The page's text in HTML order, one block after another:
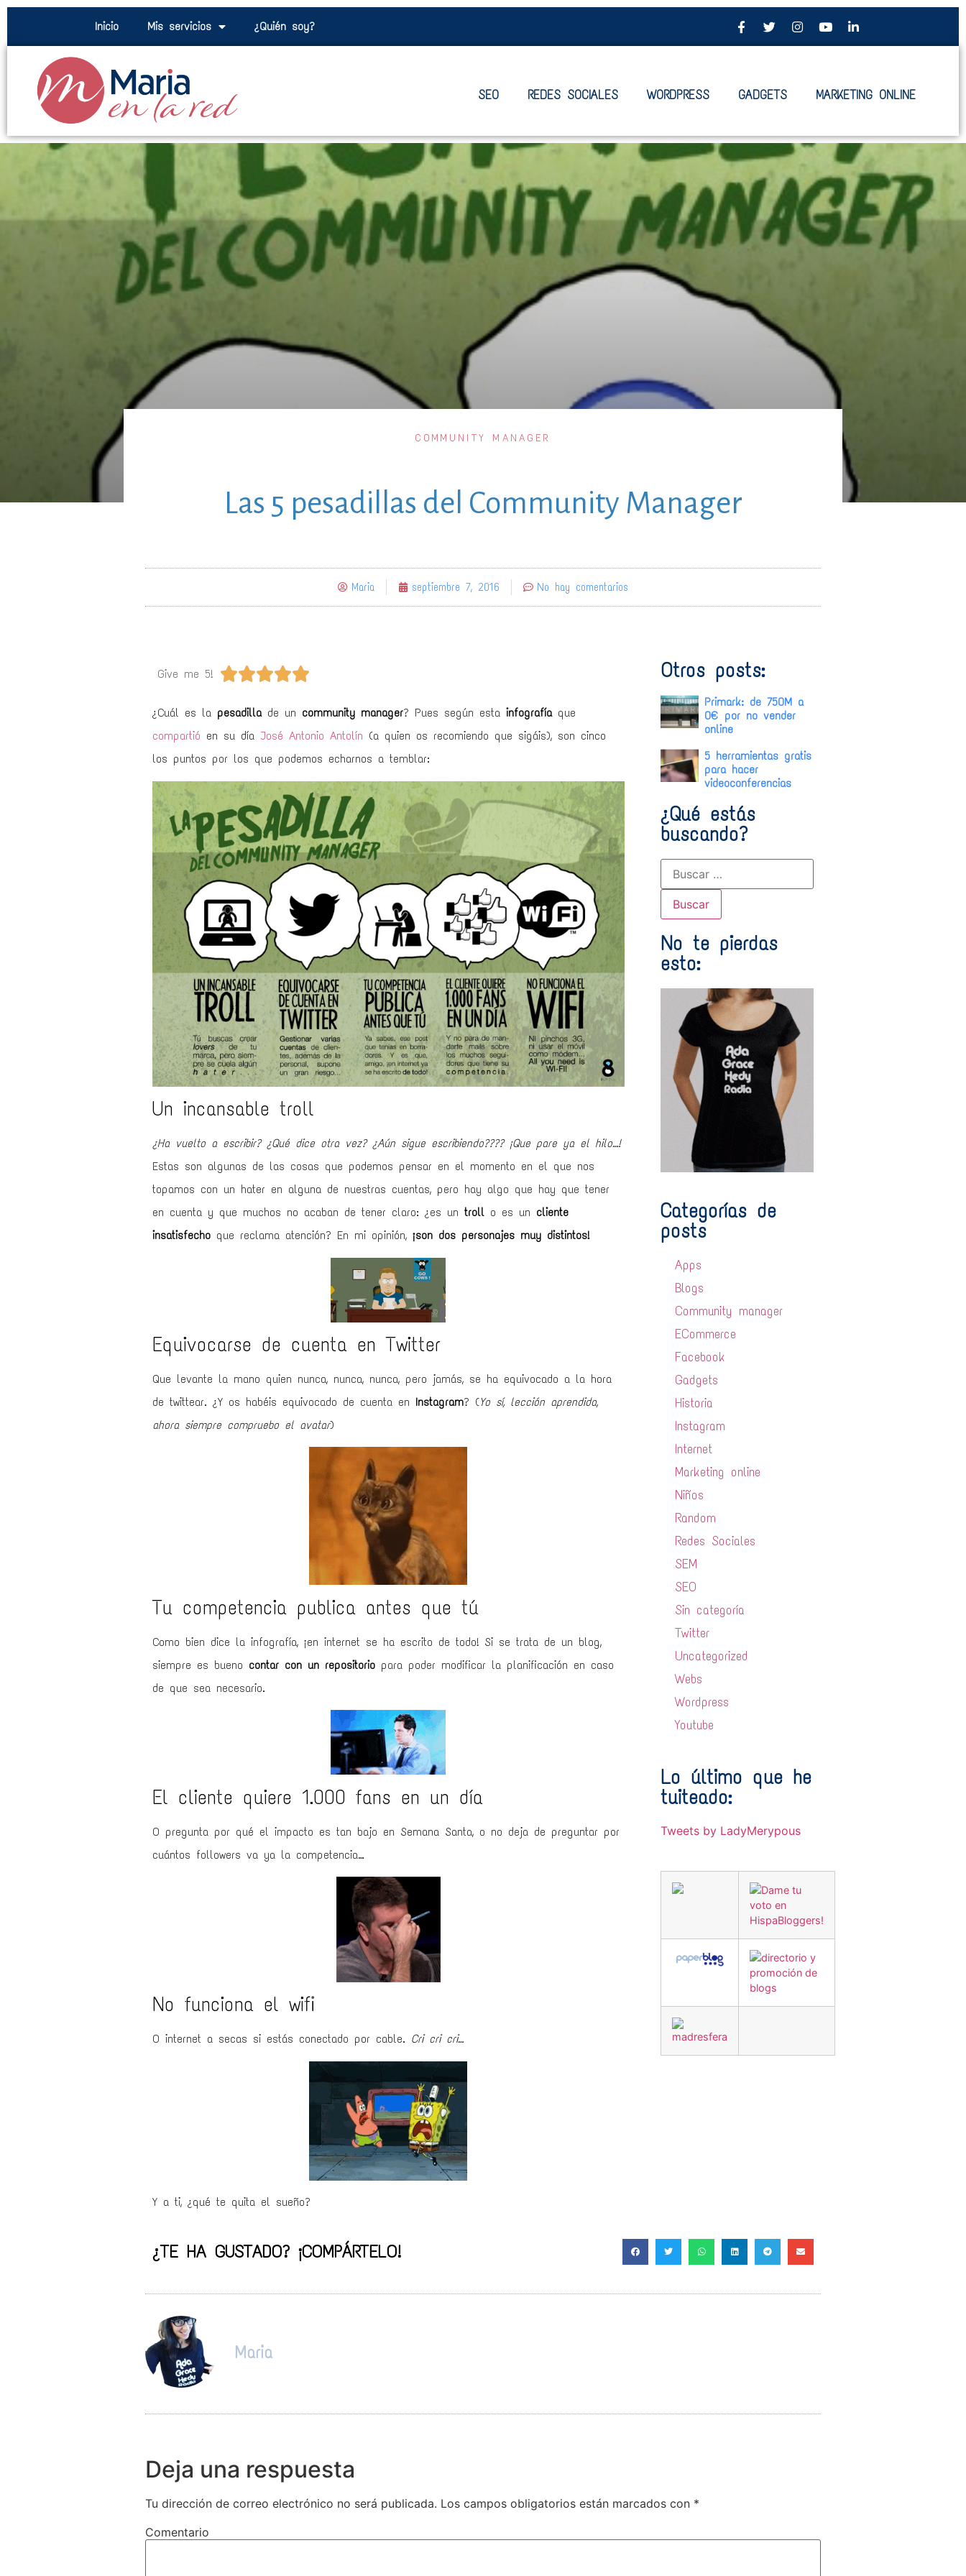
Inicio Mis servicios ¿Quién soy?
SEO REDES SOCIALES WORDPRESS GADGETS MARKETING ONLINE
COMMUNITY MANAGER
Las 5 pesadillas del Community Manager
Maria septiembre 7, 2016 No hay comentarios
Give me 5! 
¿Cuál es la pesadillade un community manager? Pues según esta infografíaque
compartió en su día José Antonio Antolín (a quien os recomiendo que sigáis), son cinco
los puntos por los que podemos echarnos a temblar:
Un incansable troll
¿Ha vuelto a escribir? ¿Qué dice otra vez? ¿Aún sigue escribiendo???? ¡Que pare ya el hilo…!
Estas son algunas de las cosas que podemos pensar en el momento en el que nos
topamos con un hater en alguna de nuestras cuentas, pero hay algo que hay que tener
en cuenta y que muchos no acaban de tener claro: ¿es un troll o es un cliente
insatisfecho que reclama atención? En mi opinión, ¡son dos personajes muy distintos!
Equivocarse de cuenta en Twitter
Que levante la mano quien nunca, nunca, nunca, pero jamás, se ha equivocado a la hora
de twittear. ¿Y os habéis equivocado de cuenta en Instagram? (Yo sí, lección aprendida,
ahora siempre compruebo el avatar)
Tu competencia publica antes que tú
Como bien dice la infografía, ¡en internet se ha escrito de todo! Si se trata de un blog,
siempre es bueno contar con un repositorio para poder modificar la planificación en caso
de que sea necesario.
El cliente quiere 1.000 fans en un día
O pregunta por qué el impacto es tan bajo en Semana Santa, o no deja de preguntar por
cuántos followers va ya la competencia…
No funciona el wifi
O internet a secas si estás conectado por cable. Cri cri cri…
Y a ti, ¿qué te quita el sueño?
Otros posts:
Primark: de 750M a
0€ por no vender
online
5 herramientas gratis
para hacer
videoconferencias
¿Qué estás
buscando?
No te pierdas
esto:
Categorías de
posts
Apps
Blogs
Community manager
ECommerce
Facebook
Gadgets
Historia
Instagram
Internet
Marketing online
Niños
Random
Redes Sociales
SEM
SEO
Sin categoría
Twitter
Uncategorized
Webs
Wordpress
Youtube
Lo último que he
tuiteado:
Tweets by LadyMerypous
¿TE HA GUSTADO? ¡COMPÁRTELO!
Maria
Deja una respuesta
Tu dirección de correo electrónico no será publicada. Los campos obligatorios están marcados con *
Comentario